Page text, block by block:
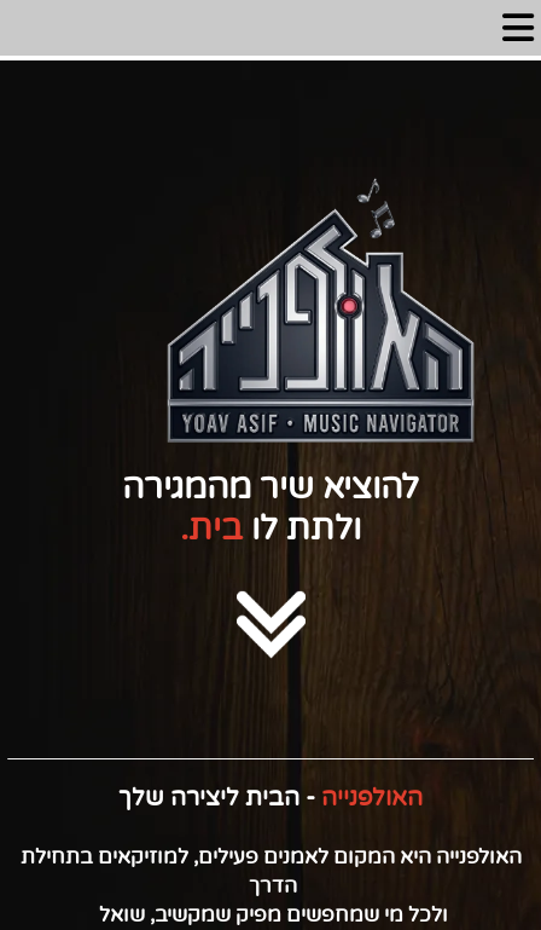
להוציא שיר מהמגירה
ולתת לו בית.
האולפנייה - הבית ליצירה שלך
האולפנייה היא המקום לאמנים פעילים, למוזיקאים בתחילת
הדרך
ולכל מי שמחפשים מפיק שמקשיב, שואל